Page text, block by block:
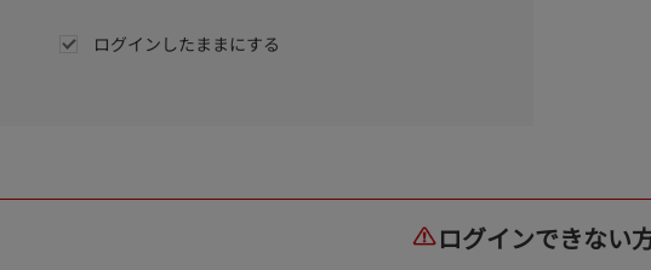
ログインしたままにする
ログインできない